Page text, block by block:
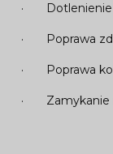
· Dotlenienie
· Poprawa
· Poprawa
· Zamykanie